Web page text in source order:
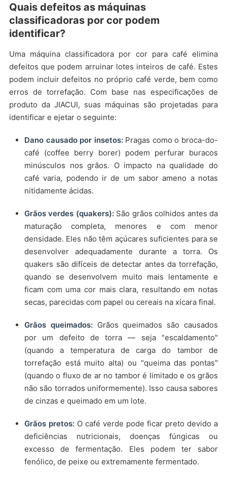
Quais defeitos as máquinas
classificadoras por cor podem
identificar?
Uma máquina classificadora por cor para café elimina
defeitos que podem arruinar lotes inteiros de café. Estes
podem incluir defeitos no próprio café verde, bem como
erros de torrefação. Com base nas especificações de
produto da JIACUI, suas máquinas são projetadas para
identificar e ejetar o seguinte:
Dano causado por insetos:Pragas como o broca-do-
café (coffee berry borer) podem perfurar buracos
minúsculos nos grãos. O impacto na qualidade do
café varia, podendo ir de um sabor ameno a notas
nitidamente ácidas.
Grãos verdes (quakers):São grãos colhidos antes da
maturação completa, menores e com menor
densidade. Eles não têm açúcares suficientes para se
desenvolver adequadamente durante a torra. Os
quakers são difíceis de detectar antes da torrefação,
quando se desenvolvem muito mais lentamente e
ficam com uma cor mais clara, resultando em notas
secas, parecidas com papel ou cereais na xícara final.
Grãos queimados:Grãos queimados são causados
por um defeito de torra — seja "escaldamento"
(quando a temperatura de carga do tambor de
torrefação está muito alta) ou "queima das pontas"
(quando o fluxo de ar no tambor é limitado e os grãos
não são torrados uniformemente). Isso causa sabores
de cinzas e queimado em um lote.
Grãos pretos:O café verde pode ficar preto devido a
deficiências nutricionais, doenças fúngicas ou
excesso de fermentação. Eles podem ter sabor
fenólico, de peixe ou extremamente fermentado.